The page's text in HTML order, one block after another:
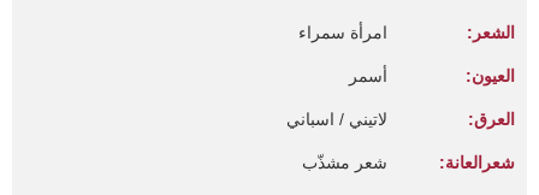
الشعر: امرأة سمراء
العيون: أسمر
العرق: لاتيني / اسباني
شعرالعانة: شعر مشذّب